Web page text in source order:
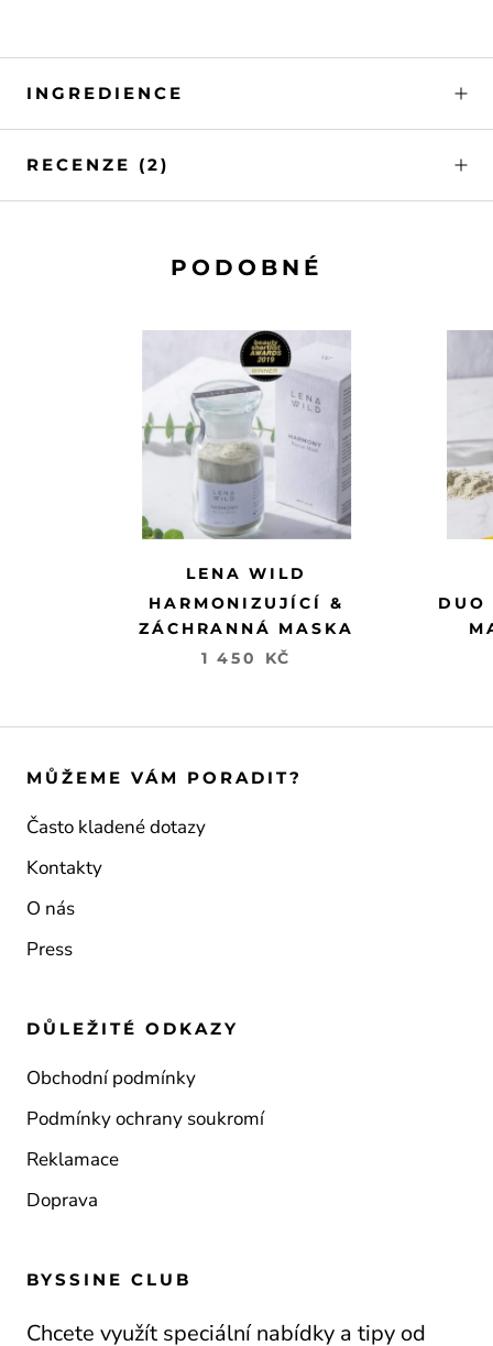
INGREDIENCE
RECENZE (2)
PODOBNÉ
LENA WILD
HARMONIZUJÍCÍ &
ZÁCHRANNÁ MASKA
1 450 KČ
DUO
MŮŽEME VÁM PORADIT?
Často kladené dotazy
Kontakty
O nás
Press
DŮLEŽITÉ ODKAZY
Obchodní podmínky
Podmínky ochrany soukromí
Reklamace
Doprava
BYSSINE CLUB
Chcete využít speciální nabídky a tipy od